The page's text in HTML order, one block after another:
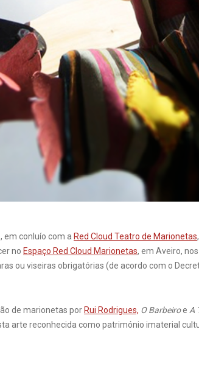
em conluío com a Red Cloud Teatro de Marionetas
no Espaço Red Cloud Marionetas, em Aveiro,
ou viseiras obrigatórias (de acordo com o
de marionetas por Rui Rodrigues, O Barbeiroe A
arte reconhecida como património imaterial